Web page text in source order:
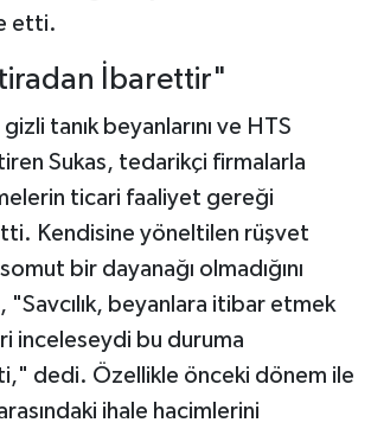
etti.
İbarettir"
tanık beyanlarını ve HTS
Sukas, tedarikçi firmalarla
ticari faaliyet gereği
Kendisine yöneltilen rüşvet
bir dayanağı olmadığını
"Savcılık, beyanlara itibar etmek
inceleseydi bu duruma
dedi. Özellikle önceki dönem ile
ihale hacimlerini